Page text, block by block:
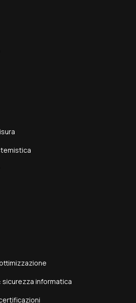
sicurezza informatica